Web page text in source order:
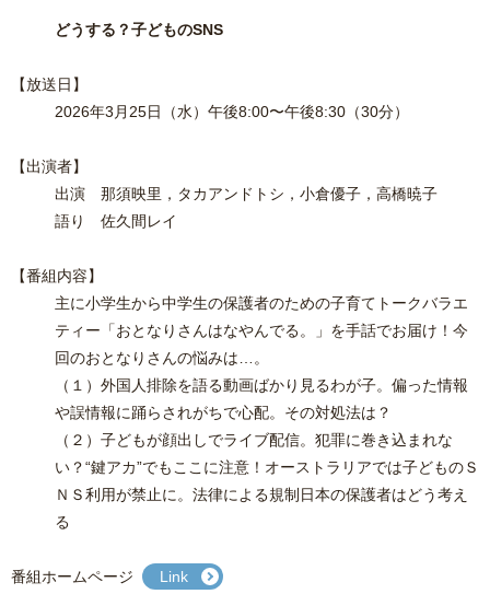
どうする？子どものSNS
【放送日】
2026年3 月25日（水）午後8:00〜午後8:30（30分）
【出演者】
出演 那須映里，タカアンドトシ，小倉優子，高橋暁子
語り 佐久間レイ
【番組内容】
主に小学生から中学生の保護者のための子育てトークバラエ
ティー「おとなりさんはなやんでる。」を手話でお届け！今
回のおとなりさんの悩みは…。
（１）外国人排除を語る動画ばかり見るわが子。偏った情報
や誤情報に踊らされがちで心配。その対処法は？
（２）子どもが顔出しでライブ配信。犯罪に巻き込まれな
い？“鍵アカ”でもここに注意！オーストラリアでは子どものＳ
ＮＳ利用が禁止に。法律による規制日本の保護者はどう考え
る
番組ホームページ Link